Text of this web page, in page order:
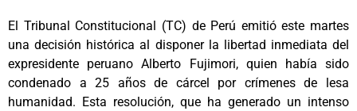
El Tribunal Constitucional (TC) de Perú emitió este martes
una decisión histórica al disponer la libertad inmediata del
expresidente peruano Alberto Fujimori, quien había sido
condenado a 25 años de cárcel por crímenes de lesa
humanidad. Esta resolución, que ha generado un intenso